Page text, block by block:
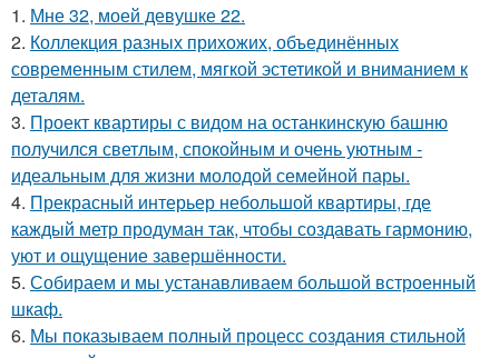
1. Мне 32, моей девушке 22.
2. Коллекция разных прихожих, объединённых
современным стилем, мягкой эстетикой и вниманием к
деталям.
3. Проект квартиры с видом на останкинскую башню
получился светлым, спокойным и очень уютным -
идеальным для жизни молодой семейной пары.
4. Прекрасный интерьер небольшой квартиры, где
каждый метр продуман так, чтобы создавать гармонию,
уют и ощущение завершённости.
5. Собираем и мы устанавливаем большой встроенный
шкаф.
6. Мы показываем полный процесс создания стильной